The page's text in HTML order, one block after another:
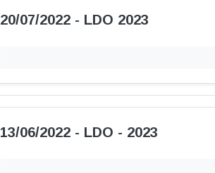
20/07/2022 - LDO 2023
13/06/2022 - LDO - 2023